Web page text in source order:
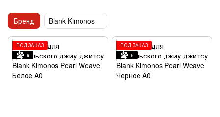
Бренд Blank Kimonos
ПОД ЗАКАЗ
6
ПОД ЗАКАЗ
6